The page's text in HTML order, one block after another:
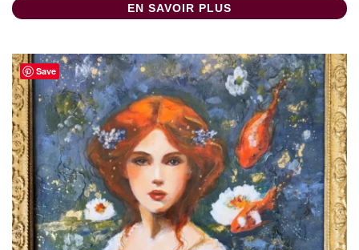
EN SAVOIR PLUS
Save